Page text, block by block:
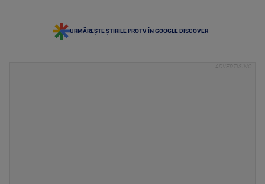
URMĂREȘTE ȘTIRILE PROTV ÎN GOOGLE DISCOVER